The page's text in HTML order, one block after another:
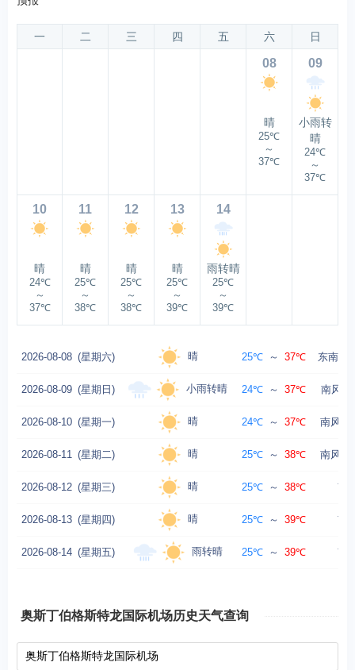
一 二 三 四 五 六 日
08
晴
25℃
～
37℃
09
小雨转
晴
24℃
～
37℃
10
晴
24℃
～
37℃
11
晴
25℃
～
38℃
12
晴
25℃
～
38℃
13
晴
25℃
～
39℃
14
雨转晴
25℃
～
39℃
2026-08-08 (星期六) 晴 25℃ ～ 37℃ 东南风
2026-08-09 (星期日) 小雨转晴 24℃ ～ 37℃ 南风
2026-08-10 (星期一) 晴 24℃ ～ 37℃ 南风 4-
2026-08-11 (星期二) 晴 25℃ ～ 38℃ 南风 4-
2026-08-12 (星期三) 晴 25℃ ～ 38℃ 南
2026-08-13 (星期四) 晴 25℃ ～ 39℃ 南
2026-08-14 (星期五) 雨转晴 25℃ ～ 39℃ 南
奥斯丁伯格斯特龙国际机场历史天气查询